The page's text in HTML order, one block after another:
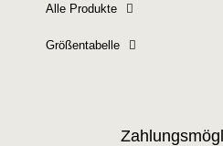
Alle Produkte
Größentabelle